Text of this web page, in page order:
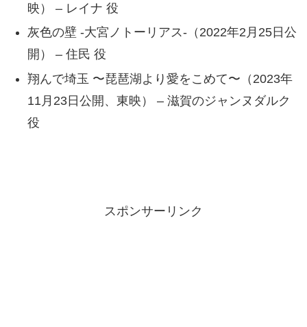
映） – レイナ 役
灰色の壁 -大宮ノトーリアス-（2022年2月25日公
開） – 住民 役
翔んで埼玉 〜琵琶湖より愛をこめて〜（2023年
11月23日公開、東映） – 滋賀のジャンヌダルク
役
スポンサーリンク